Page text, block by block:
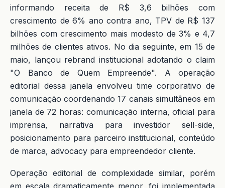
informando receita de R$ 3,6 bilhões com
crescimento de 6% ano contra ano, TPV de R$ 137
bilhões com crescimento mais modesto de 3% e 4,7
milhões de clientes ativos. No dia seguinte, em 15 de
maio, lançou rebrand institucional adotando o claim
"O Banco de Quem Empreende". A operação
editorial dessa janela envolveu time corporativo de
comunicação coordenando 17 canais simultâneos em
janela de 72 horas: comunicação interna, oficial para
imprensa, narrativa para investidor sell-side,
posicionamento para parceiro institucional, conteúdo
de marca, advocacy para empreendedor cliente.
Operação editorial de complexidade similar, porém
em escala dramaticamente menor, foi implementada